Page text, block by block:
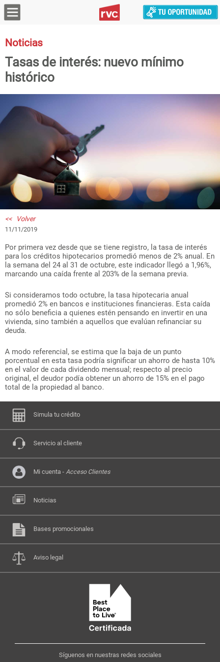
Noticias
Tasas de interés: nuevo mínimo
histórico
<< Volver
11/11/2019
Por primera vez desde que se tiene registro, la tasa de interés
para los créditos hipotecarios promedió menos de 2% anual. En
la semana del 24 al 31 de octubre, este indicador llegó a 1,96%,
marcando una caída frente al 203% de la semana previa.
Si consideramos todo octubre, la tasa hipotecaria anual
promedió 2% en bancos e instituciones financieras. Esta caída
no sólo beneficia a quienes estén pensando en invertir en una
vivienda, sino también a aquellos que evalúan refinanciar su
deuda.
A modo referencial, se estima que la baja de un punto
porcentual en esta tasa podría significar un ahorro de hasta 10%
en el valor de cada dividendo mensual; respecto al precio
original, el deudor podía obtener un ahorro de 15% en el pago
total de la propiedad al banco.
Simula tu crédito
Servicio al cliente
Mi cuenta - Acceso Clientes
Noticias
Bases promocionales
Aviso legal
Síguenos en nuestras redes sociales